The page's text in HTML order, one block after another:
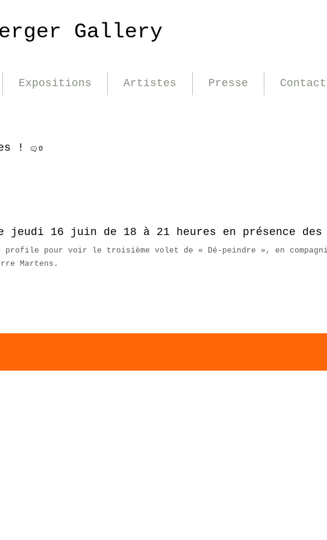
Gallery
Expositions Artistes Presse Contact
! 0
jeudi 16 juin de 18 à 21 heures en présence
profile pour voir le troisième volet de « Dé-peindre », en
Martens.